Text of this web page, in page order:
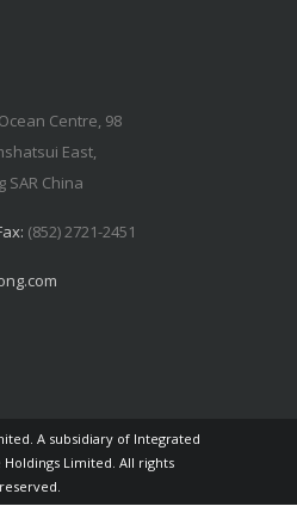
Centre, 98
East,
SAR China
(852) 2721-2451
A subsidiary of Integrated
Holdings Limited. All rights
reserved.